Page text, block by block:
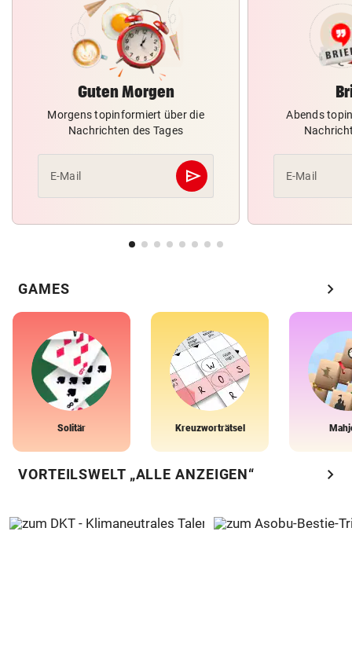
Guten Morgen
Morgens topinformiert über die
Nachrichten des Tages
E-Mail send
Abschicken
Abends
E-Mail
GAMES chevron_right
Solitär Kreuzworträtsel
VORTEILSWELT „ALLE ANZEIGEN“ chevron_right